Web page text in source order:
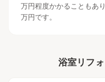
万円程度かかることもあ
万円です。
浴室リフ